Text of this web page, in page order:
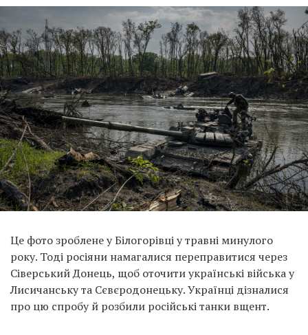
Це фото зроблене у Білогорівці у травні минулого
року. Тоді росіяни намагалися переправитися через
Сіверський Донець, щоб оточити українські війська у
Лисичанську та Сєвєродонецьку. Українці дізналися
про цю спробу й розбили російські танки вщент.